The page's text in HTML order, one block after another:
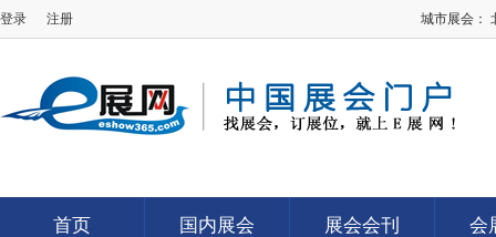
登录 注册 城市展会：
首页 国内展会 展会会刊 会